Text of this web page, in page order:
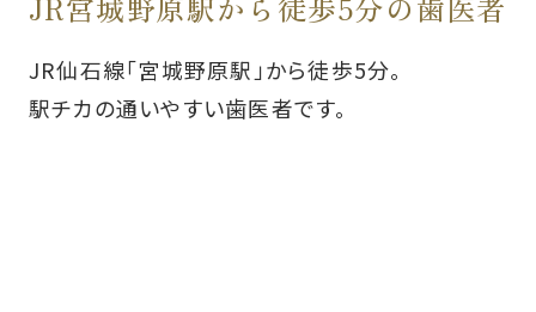
JR仙石線「宮城野原駅」から徒歩5分。
駅チカの通いやすい歯医者です。